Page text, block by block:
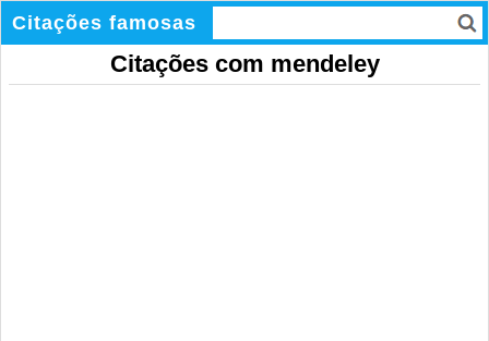
Citações famosas
Citações com mendeley